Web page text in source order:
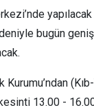
bugün
Kurumu’ndan
13.00 -